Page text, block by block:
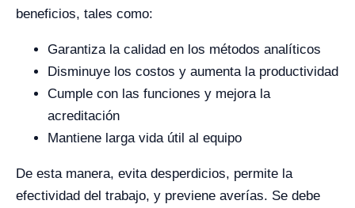
beneficios, tales como:
Garantiza la calidad en los métodos analíticos
Disminuye los costos y aumenta la productividad
Cumple con las funciones y mejora la
acreditación
Mantiene larga vida útil al equipo
De esta manera, evita desperdicios, permite la
efectividad del trabajo, y previene averías. Se debe